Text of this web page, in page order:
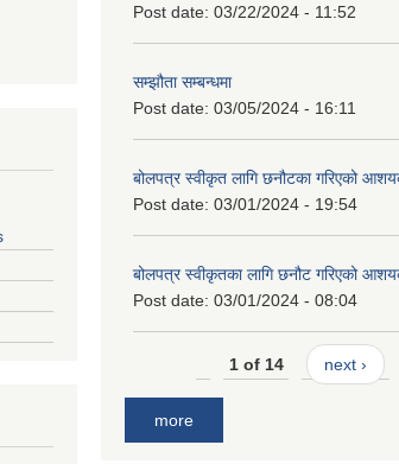
Post date: 03/22/2024 - 11:52
सम्झौता सम्बन्धमा
Post date: 03/05/2024 - 16:11
बोलपत्र स्वीकृत लागि छनौटका गरिएको
Post date: 03/01/2024 - 19:54
बोलपत्र स्वीकृतका लागि छनौट गरिएको
Post date: 03/01/2024 - 08:04
1 of 14 next ›
more